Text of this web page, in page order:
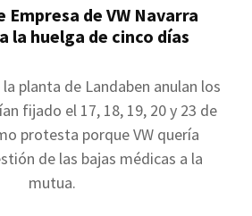
Empresa de VW Navarra
la huelga de cinco días
planta de Landaben anulan los
fijado el 17, 18, 19, 20 y 23 de
protesta porque VW quería
de las bajas médicas a la
mutua.